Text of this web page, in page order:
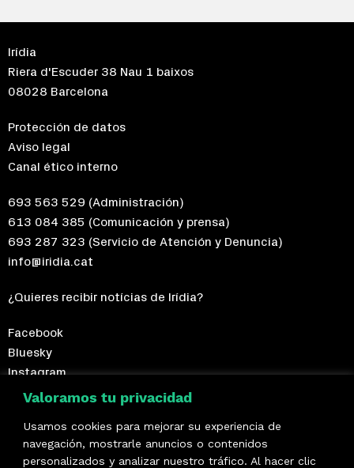
Valoramos tu privacidad
Usamos cookies para mejorar su experiencia de
navegación, mostrarle anuncios o contenidos
personalizados y analizar nuestro tráfico. Al hacer clic
Irídia
Riera d'Escuder 38 Nau 1 baixos
08028 Barcelona
Protección de datos
Aviso legal
Canal ético interno
693 563 529 (Administración)
613 084 385 (Comunicación y prensa)
693 287 323 (Servicio de Atención y Denuncia)
info@iridia.cat
¿Quieres recibir notícias de Irídia?
Facebook
Bluesky
Instagram
Telegram
¡Hazte socio/a!